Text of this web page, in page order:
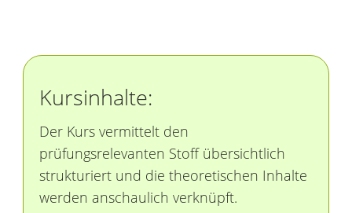
Kursinhalte:
Der Kurs vermittelt den
prüfungsrelevanten Stoff übersichtlich
strukturiert und die theoretischen Inhalte
werden anschaulich verknüpft.